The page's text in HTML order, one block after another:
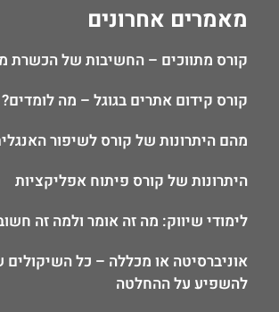
מאמרים אחרונים
קורס מתווכים – החשיבות של הכשרת
קורס קידום אתרים בגוגל – מה לומדים?
מהם היתרונות של קורס לשיפור
היתרונות של קורס פיתוח אפליקציות
לימודי שיווק: מה זה אומר ולמה זה
אוניברסיטה או מכללה – כל השיקולים
להשפיע על ההחלטה